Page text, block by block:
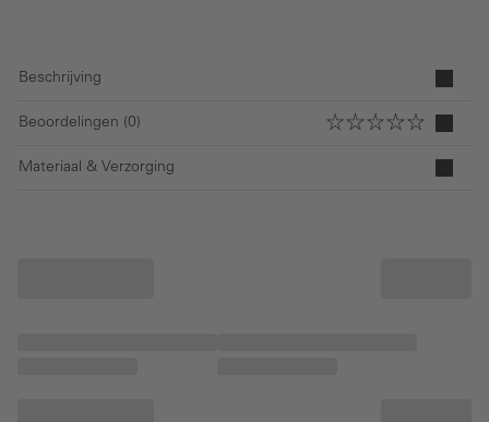
Beschrijving
Beoordelingen (0)
Materiaal & Verzorging